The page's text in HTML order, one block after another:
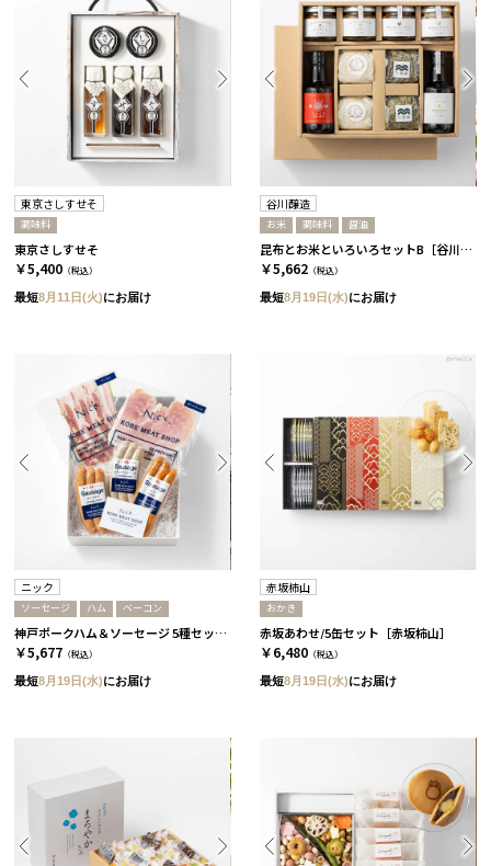
東京さしすせそ
調味料
東京さしすせそ
￥5,400 （税込）
最短8月11日(火)にお届け
谷川醸造
お米 調味料 醤油
昆布とお米といろいろセットB［谷川醸造］
￥5,662 （税込）
最短8月19日(水)にお届け
ニック
ソーセージ ハム ベーコン
神戸ポークハム＆ソーセージ 5種セット［ニック］
￥5,677 （税込）
最短8月19日(水)にお届け
赤坂柿山
おかき
赤坂あわせ/5缶セット［赤坂柿山］
￥6,480 （税込）
最短8月19日(水)にお届け